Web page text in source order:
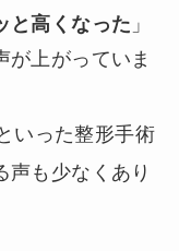
と高くなった 」
が上がっていま
いった整形手術
声も少なくあり